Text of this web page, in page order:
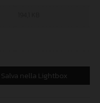
Salva nella Lightbox